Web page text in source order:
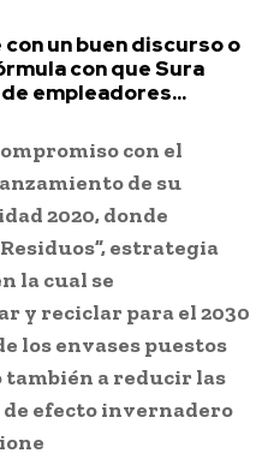
un buen discurso o
con que Sura
empleadores...
con el
de su
2020, donde
estrategia
la cual se
y reciclar para el 2030
los envases puestos
también a reducir las
de efecto invernadero